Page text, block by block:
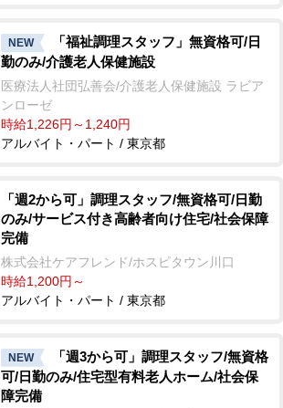
NEW
「福祉調理スタッフ」無資格可/日
勤のみ/介護老人保健施設
医療法人社団弘善会/介護老人保健施設 ラビア
ンローゼ
時給1,226円～1,240円
アルバイト・パート / 東京都
「週2から可」調理スタッフ/無資格可/日勤
のみ/サービス付き高齢者向け住宅/社会保障
完備
株式会社ケアフレンド/ホスピタウン川口
時給1,200円～
アルバイト・パート / 東京都
NEW
「週3から可」調理スタッフ/無資格
可/日勤のみ/住宅型有料老人ホーム/社会保
障完備